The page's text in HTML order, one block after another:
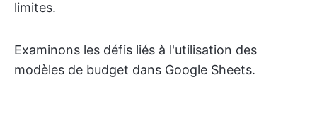
limites.
Examinons les défis liés à l'utilisation des
modèles de budget dans Google Sheets.